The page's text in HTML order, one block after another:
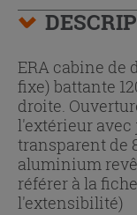
ERA cabine de
fixe) battante
droite.
l'extérieur
transparent de
aluminium
référer à la
l'extensibilité)